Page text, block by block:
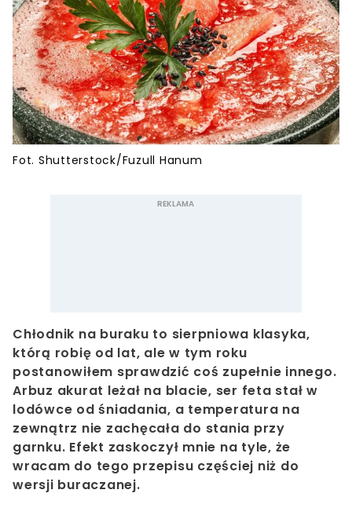
Fot. Shutterstock/Fuzull Hanum
Chłodnik na buraku to sierpniowa klasyka,
którą robię od lat, ale w tym roku
postanowiłem sprawdzić coś zupełnie innego.
Arbuz akurat leżał na blacie, ser feta stał w
lodówce od śniadania, a temperatura na
zewnątrz nie zachęcała do stania przy
garnku. Efekt zaskoczył mnie na tyle, że
wracam do tego przepisu częściej niż do
wersji buraczanej.